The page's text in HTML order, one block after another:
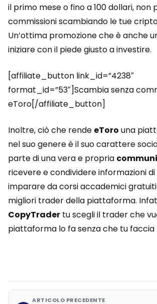
il primo mese o fino a 100 dollari, non
commissioni scambiando le tue
Un’ottima promozione che è anche
iniziare con il piede giusto a investire.
[affiliate_button link_id=”4238″
format_id=”53″]Scambia senza
eToro[/affiliate_button]
Inoltre, ciò che rende eToro una
nel suo genere è il suo carattere
parte di una vera e propria
ricevere e condividere informazioni
imparare da corsi accademici
migliori trader della piattaforma.
CopyTrader tu scegli il trader che
piattaforma lo fa senza che tu faccia
ARTICOLO PRECEDENTE